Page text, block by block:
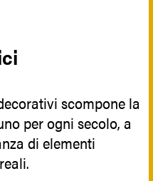
scompone la
per ogni secolo, a
di elementi